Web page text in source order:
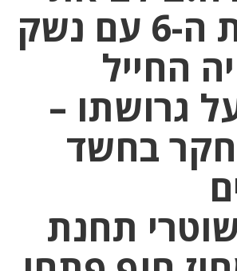
ביתו בת ה-6 עם נשק
החייל
גרושתו –
בחשד
תחנת